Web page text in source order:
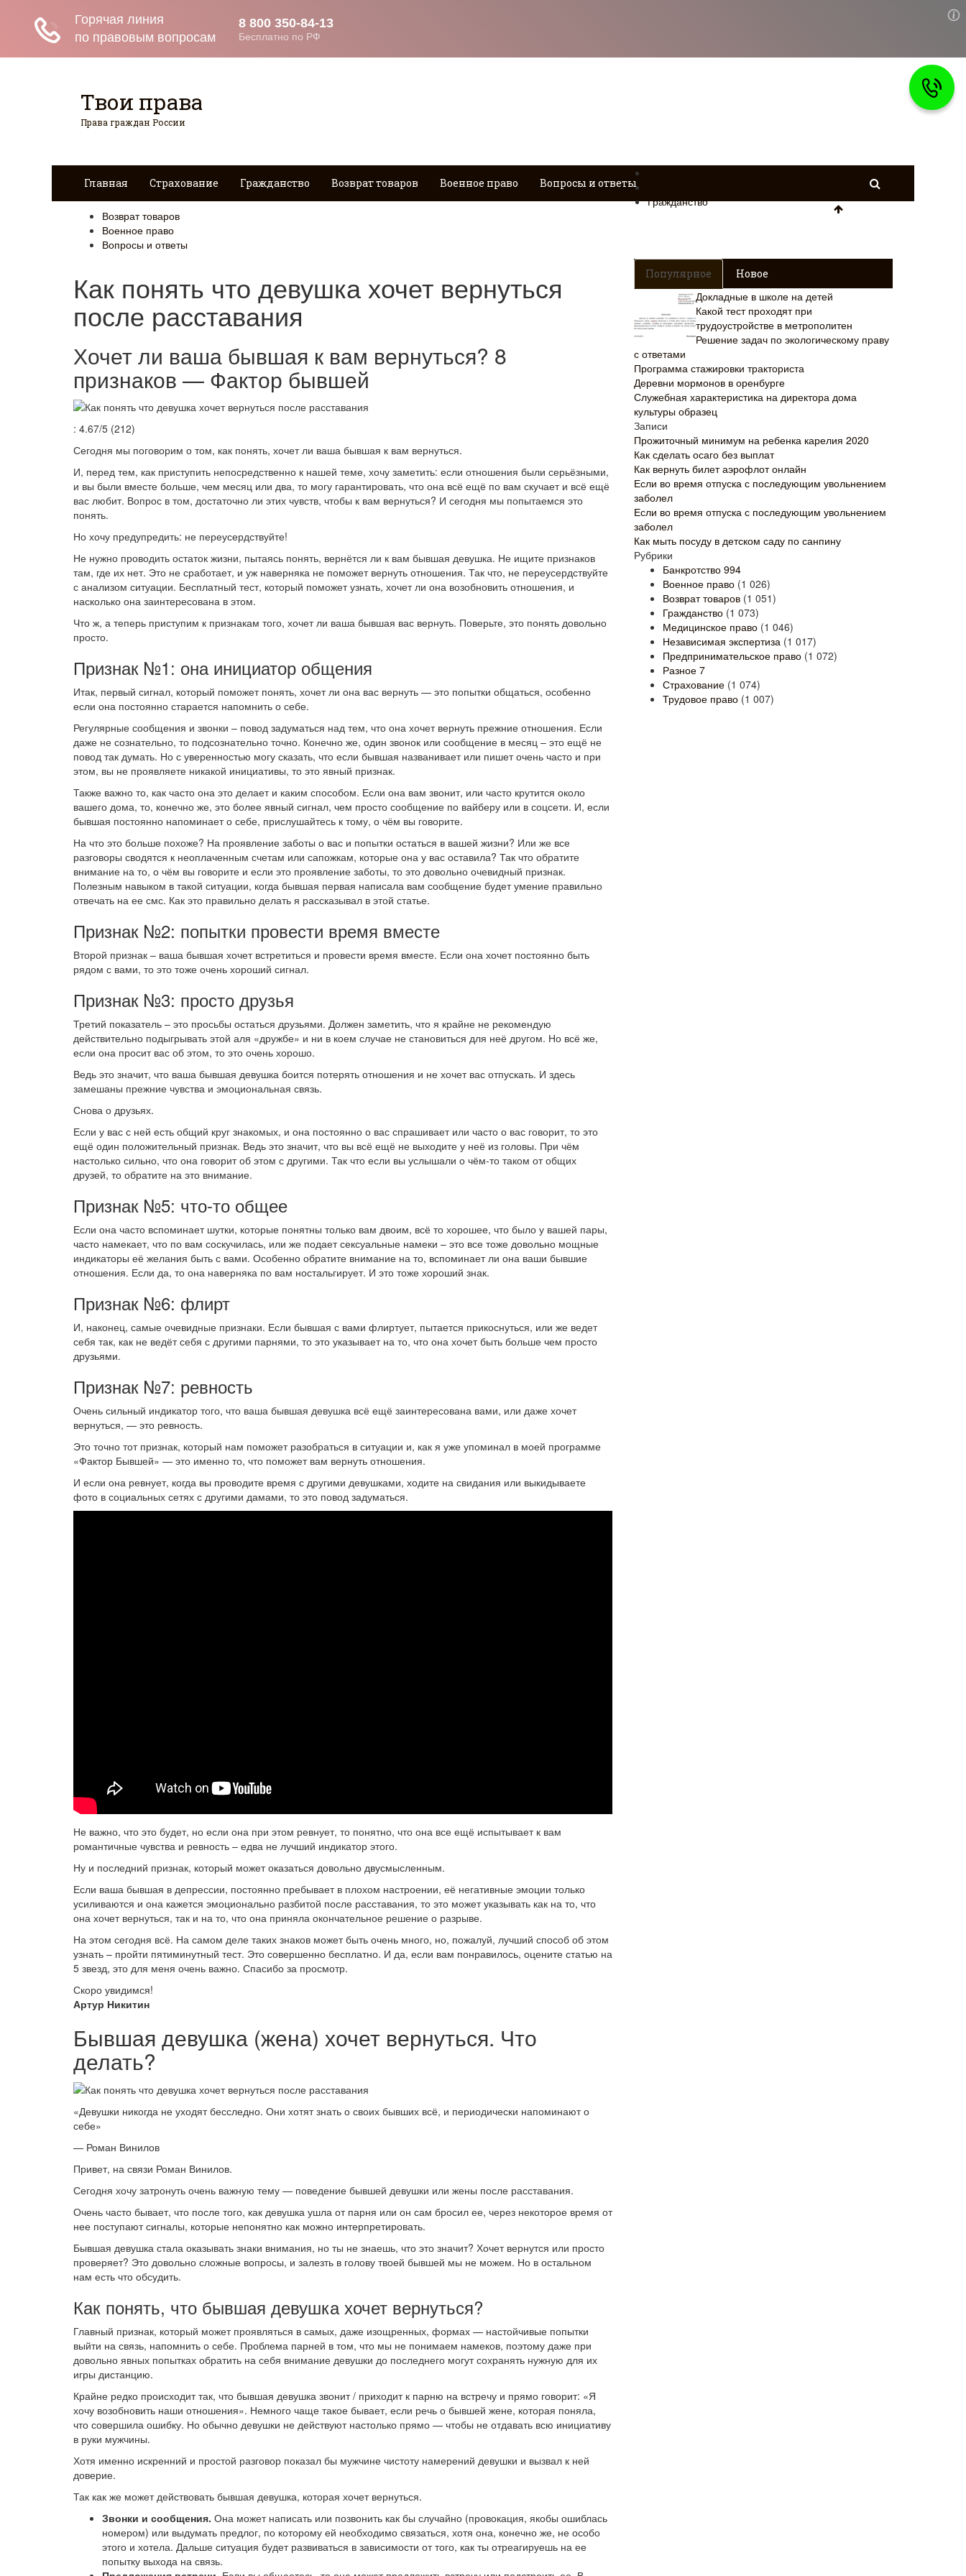
Твои права
Права граждан России
Главная Страхование Гражданство Возврат товаров Военное право Вопросы и ответы
Гражданство
Возврат товаров
Военное право
Вопросы и ответы
Как понять что девушка хочет вернуться
после расставания
Хочет ли ваша бывшая к вам вернуться? 8
признаков — Фактор бывшей
: 4.67/5 (212)
Сегодня мы поговорим о том, как понять, хочет ли ваша бывшая к вам вернуться.
И, перед тем, как приступить непосредственно к нашей теме, хочу заметить: если отношения были серьёзными,
и вы были вместе больше, чем месяц или два, то могу гарантировать, что она всё ещё по вам скучает и всё ещё
вас любит. Вопрос в том, достаточно ли этих чувств, чтобы к вам вернуться? И сегодня мы попытаемся это
понять.
Но хочу предупредить: не переусердствуйте!
Не нужно проводить остаток жизни, пытаясь понять, вернётся ли к вам бывшая девушка. Не ищите признаков
там, где их нет. Это не сработает, и уж наверняка не поможет вернуть отношения. Так что, не переусердствуйте
с анализом ситуации. Бесплатный тест, который поможет узнать, хочет ли она возобновить отношения, и
насколько она заинтересована в этом.
Что ж, а теперь приступим к признакам того, хочет ли ваша бывшая вас вернуть. Поверьте, это понять довольно
просто.
Признак №1: она инициатор общения
Итак, первый сигнал, который поможет понять, хочет ли она вас вернуть — это попытки общаться, особенно
если она постоянно старается напомнить о себе.
Регулярные сообщения и звонки – повод задуматься над тем, что она хочет вернуть прежние отношения. Если
даже не сознательно, то подсознательно точно. Конечно же, один звонок или сообщение в месяц – это ещё не
повод так думать. Но с уверенностью могу сказать, что если бывшая названивает или пишет очень часто и при
этом, вы не проявляете никакой инициативы, то это явный признак.
Также важно то, как часто она это делает и каким способом. Если она вам звонит, или часто крутится около
вашего дома, то, конечно же, это более явный сигнал, чем просто сообщение по вайберу или в соцсети. И, если
бывшая постоянно напоминает о себе, прислушайтесь к тому, о чём вы говорите.
На что это больше похоже? На проявление заботы о вас и попытки остаться в вашей жизни? Или же все
разговоры сводятся к неоплаченным счетам или сапожкам, которые она у вас оставила? Так что обратите
внимание на то, о чём вы говорите и если это проявление заботы, то это довольно очевидный признак.
Полезным навыком в такой ситуации, когда бывшая первая написала вам сообщение будет умение правильно
отвечать на ее смс. Как это правильно делать я рассказывал в этой статье.
Признак №2: попытки провести время вместе
Второй признак – ваша бывшая хочет встретиться и провести время вместе. Если она хочет постоянно быть
рядом с вами, то это тоже очень хороший сигнал.
Признак №3: просто друзья
Третий показатель – это просьбы остаться друзьями. Должен заметить, что я крайне не рекомендую
действительно подыгрывать этой аля «дружбе» и ни в коем случае не становиться для неё другом. Но всё же,
если она просит вас об этом, то это очень хорошо.
Ведь это значит, что ваша бывшая девушка боится потерять отношения и не хочет вас отпускать. И здесь
замешаны прежние чувства и эмоциональная связь.
Снова о друзьях.
Если у вас с ней есть общий круг знакомых, и она постоянно о вас спрашивает или часто о вас говорит, то это
ещё один положительный признак. Ведь это значит, что вы всё ещё не выходите у неё из головы. При чём
настолько сильно, что она говорит об этом с другими. Так что если вы услышали о чём-то таком от общих
друзей, то обратите на это внимание.
Признак №5: что-то общее
Если она часто вспоминает шутки, которые понятны только вам двоим, всё то хорошее, что было у вашей пары,
часто намекает, что по вам соскучилась, или же подает сексуальные намеки – это все тоже довольно мощные
индикаторы её желания быть с вами. Особенно обратите внимание на то, вспоминает ли она ваши бывшие
отношения. Если да, то она наверняка по вам ностальгирует. И это тоже хороший знак.
Признак №6: флирт
И, наконец, самые очевидные признаки. Если бывшая с вами флиртует, пытается прикоснуться, или же ведет
себя так, как не ведёт себя с другими парнями, то это указывает на то, что она хочет быть больше чем просто
друзьями.
Признак №7: ревность
Очень сильный индикатор того, что ваша бывшая девушка всё ещё заинтересована вами, или даже хочет
вернуться, — это ревность.
Это точно тот признак, который нам поможет разобраться в ситуации и, как я уже упоминал в моей программе
«Фактор Бывшей» — это именно то, что поможет вам вернуть отношения.
И если она ревнует, когда вы проводите время с другими девушками, ходите на свидания или выкидываете
фото в социальных сетях с другими дамами, то это повод задуматься.
Не важно, что это будет, но если она при этом ревнует, то понятно, что она все ещё испытывает к вам
романтичные чувства и ревность – едва не лучший индикатор этого.
Ну и последний признак, который может оказаться довольно двусмысленным.
Если ваша бывшая в депрессии, постоянно пребывает в плохом настроении, её негативные эмоции только
усиливаются и она кажется эмоционально разбитой после расставания, то это может указывать как на то, что
она хочет вернуться, так и на то, что она приняла окончательное решение о разрыве.
На этом сегодня всё. На самом деле таких знаков может быть очень много, но, пожалуй, лучший способ об этом
узнать – пройти пятиминутный тест. Это совершенно бесплатно. И да, если вам понравилось, оцените статью на
5 звезд, это для меня очень важно. Спасибо за просмотр.
Скоро увидимся!
Артур Никитин
Бывшая девушка (жена) хочет вернуться. Что
делать?
«Девушки никогда не уходят бесследно. Они хотят знать о своих бывших всё, и периодически напоминают о
себе»
— Роман Винилов
Привет, на связи Роман Винилов.
Сегодня хочу затронуть очень важную тему — поведение бывшей девушки или жены после расставания.
Очень часто бывает, что после того, как девушка ушла от парня или он сам бросил ее, через некоторое время от
нее поступают сигналы, которые непонятно как можно интерпретировать.
Бывшая девушка стала оказывать знаки внимания, но ты не знаешь, что это значит? Хочет вернутся или просто
проверяет? Это довольно сложные вопросы, и залезть в голову твоей бывшей мы не можем. Но в остальном
нам есть что обсудить.
Как понять, что бывшая девушка хочет вернуться?
Главный признак, который может проявляться в самых, даже изощренных, формах — настойчивые попытки
выйти на связь, напомнить о себе. Проблема парней в том, что мы не понимаем намеков, поэтому даже при
довольно явных попытках обратить на себя внимание девушки до последнего могут сохранять нужную для их
игры дистанцию.
Крайне редко происходит так, что бывшая девушка звонит / приходит к парню на встречу и прямо говорит: «Я
хочу возобновить наши отношения». Немного чаще такое бывает, если речь о бывшей жене, которая поняла,
что совершила ошибку. Но обычно девушки не действуют настолько прямо — чтобы не отдавать всю инициативу
в руки мужчины.
Хотя именно искренний и простой разговор показал бы мужчине чистоту намерений девушки и вызвал к ней
доверие.
Так как же может действовать бывшая девушка, которая хочет вернуться.
Звонки и сообщения. Она может написать или позвонить как бы случайно (провокация, якобы ошиблась
номером) или выдумать предлог, по которому ей необходимо связаться, хотя она, конечно же, не особо
этого и хотела. Дальше ситуация будет развиваться в зависимости от того, как ты отреагируешь на ее
попытку выхода на связь.
Популярное Новое
Докладные в школе на детей
Какой тест проходят при
трудоустройстве в метрополитен
Решение задач по экологическому праву
с ответами
Программа стажировки тракториста
Деревни мормонов в оренбурге
Служебная характеристика на директора дома
культуры образец
Записи
Прожиточный минимум на ребенка карелия 2020
Как сделать осаго без выплат
Как вернуть билет аэрофлот онлайн
Если во время отпуска с последующим увольнением
заболел
Если во время отпуска с последующим увольнением
заболел
Как мыть посуду в детском саду по санпину
Рубрики
Банкротство 994
Военное право (1 026)
Возврат товаров (1 051)
Гражданство (1 073)
Медицинское право (1 046)
Независимая экспертиза (1 017)
Предпринимательское право (1 072)
Разное 7
Страхование (1 074)
Трудовое право (1 007)